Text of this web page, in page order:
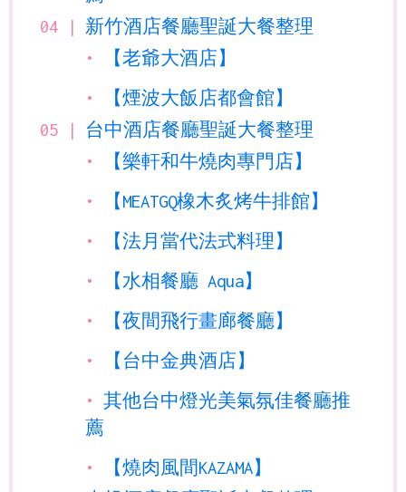
新竹酒店餐廳聖誕大餐整理
【老爺大酒店】
【煙波大飯店都會館】
台中酒店餐廳聖誕大餐整理
【樂軒和牛燒肉專門店】
【MEATGQ橡木炙烤牛排館】
【法月當代法式料理】
【水相餐廳 Aqua】
【夜間飛行畫廊餐廳】
【台中金典酒店】
其他台中燈光美氣氛佳餐廳推
薦
【燒肉風間KAZAMA】